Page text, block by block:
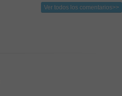
Ver todos los comentarios>>